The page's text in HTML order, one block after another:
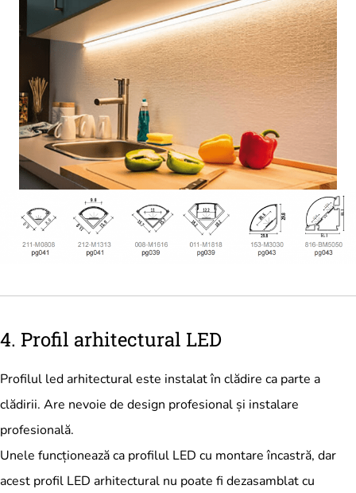
4. Profil arhitectural LED
Profilul led arhitectural este instalat în clădire ca parte a
clădirii. Are nevoie de design profesional și instalare
profesională.
Unele funcționează ca profilul LED cu montare încastră, dar
acest profil LED arhitectural nu poate fi dezasamblat cu